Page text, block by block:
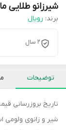
شیرزانو طلایی
برند: رویال
2 سال
توضیحات
تاریخ بروزرسانی قیمت : 22
شیر و زانوی